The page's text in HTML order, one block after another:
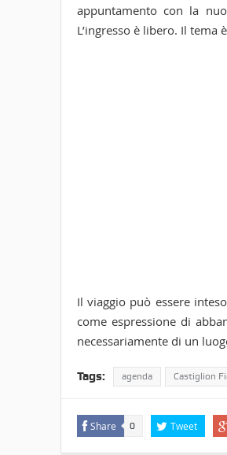
appuntamento con la
L’ingresso è libero. Il tema
Il viaggio può essere
come espressione di
necessariamente di un
Tags: agenda Castiglion
Share 0 Tweet